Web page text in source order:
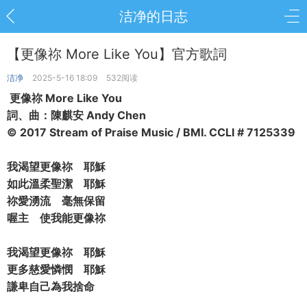
洁净的日志
【更像祢 More Like You】官方歌詞
洁净 2025-5-16 18:09 532阅读
更像祢 More Like You
詞、曲：陳麒安 Andy Chen
© 2017 Stream of Praise Music / BMI. CCLI # 7125339
我渴望更像祢 耶穌
如此溫柔聖潔 耶穌
祢愛湧流 毫無保留
喔主 使我能更像祢
我渴望更像祢 耶穌
更多慈愛憐憫 耶穌
謙卑自己為我捨命